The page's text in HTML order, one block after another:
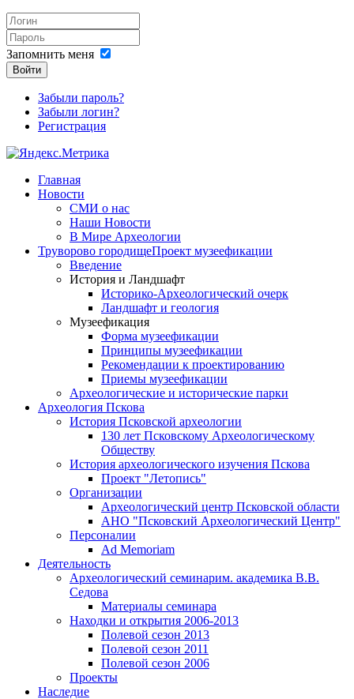
Запомнить меня
Войти
Забыли пароль?
Забыли логин?
Регистрация
Главная
Новости
СМИ о нас
Наши Новости
В Мире Археологии
Труворово городищеПроект музеефикации
Введение
История и Ландшафт
Историко-Археологический очерк
Ландшафт и геология
Музеефикация
Форма музеефикации
Принципы музеефикации
Рекомендации к проектированию
Приемы музеефикации
Археологические и исторические парки
Археология Пскова
История Псковской археологии
130 лет Псковскому Археологическому
Обществу
История археологического изучения Пскова
Проект "Летопись"
Организации
Археологический центр Псковской области
АНО "Псковский Археологический Центр"
Персоналии
Ad Memoriam
Деятельность
Археологический семинарим. академика В.В.
Седова
Материалы семинара
Находки и открытия 2006-2013
Полевой сезон 2013
Полевой сезон 2011
Полевой сезон 2006
Проекты
Наследие